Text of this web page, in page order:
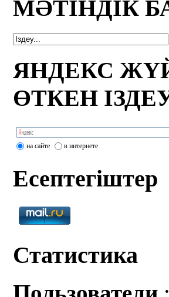
МӘТІНДІК
ЯНДЕКС
ӨТКЕН
на сайте в интернете
Есептегіштер
Статистика